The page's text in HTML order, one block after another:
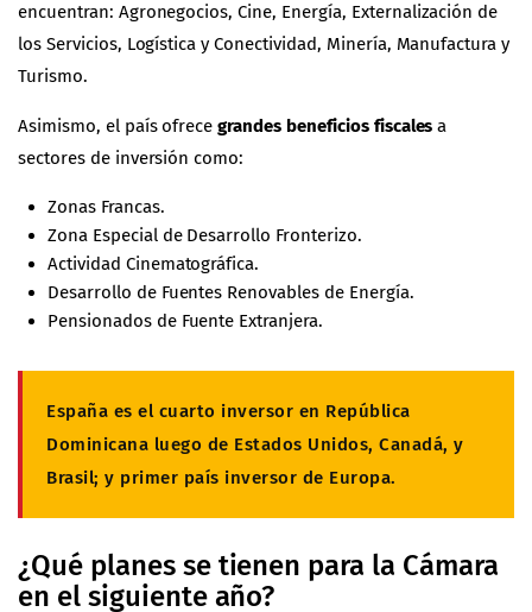
encuentran: Agronegocios, Cine, Energía, Externalización de
los Servicios, Logística y Conectividad, Minería, Manufactura y
Turismo.
Asimismo, el país ofrecegrandes beneficios fiscales a
sectores de inversión como:
Zonas Francas.
Zona Especial de Desarrollo Fronterizo.
Actividad Cinematográfica.
Desarrollo de Fuentes Renovables de Energía.
Pensionados de Fuente Extranjera.
España es el cuarto inversor en República
Dominicana luego de Estados Unidos, Canadá, y
Brasil; y primer país inversor de Europa.
¿Qué planes se tienen para la Cámara
en el siguiente año?